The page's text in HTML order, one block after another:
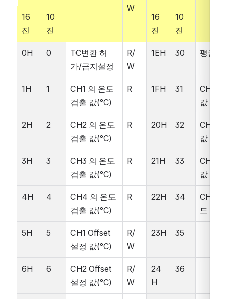
W
16
진
10
진
16
진
10
진
0H 0
TC변환 허
가/금지설정
R/
W
1EH 30 평균처
1H 1
CH1 의 온도
검출 값(°C)
R 1FH 31
CH1
값
2H 2
CH2 의 온도
검출 값(°C)
R 20H 32
CH2
값
3H 3
CH3 의 온도
검출 값(°C)
R 21H 33
CH3
값
4H 4
CH4 의 온도
검출 값(°C)
R 22H 34
CH4
드 값
5H 5
CH1 Offset
설정 값(°C)
R/
W
23H 35
6H 6
CH2 Offset
설정 값(°C)
R/
W
24
H
36